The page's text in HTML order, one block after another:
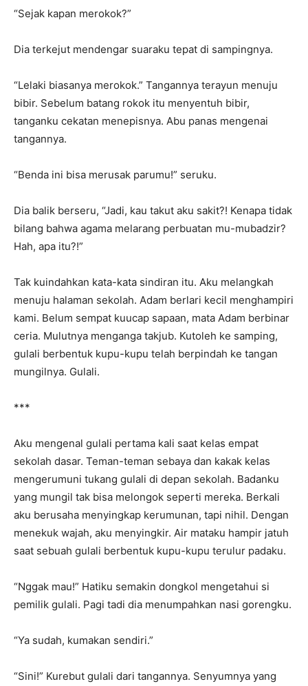
“Sejak kapan merokok?”
Dia terkejut mendengar suaraku tepat di sampingnya.
“Lelaki biasanya merokok.” Tangannya terayun menuju
bibir. Sebelum batang rokok itu menyentuh bibir,
tanganku cekatan menepisnya. Abu panas mengenai
tangannya.
“Benda ini bisa merusak parumu!” seruku.
Dia balik berseru, “Jadi, kau takut aku sakit?! Kenapa tidak
bilang bahwa agama melarang perbuatan mu-mubadzir?
Hah, apa itu?!”
Tak kuindahkan kata-kata sindiran itu. Aku melangkah
menuju halaman sekolah. Adam berlari kecil menghampiri
kami. Belum sempat kuucap sapaan, mata Adam berbinar
ceria. Mulutnya menganga takjub. Kutoleh ke samping,
gulali berbentuk kupu-kupu telah berpindah ke tangan
mungilnya. Gulali.
***
Aku mengenal gulali pertama kali saat kelas empat
sekolah dasar. Teman-teman sebaya dan kakak kelas
mengerumuni tukang gulali di depan sekolah. Badanku
yang mungil tak bisa melongok seperti mereka. Berkali
aku berusaha menyingkap kerumunan, tapi nihil. Dengan
menekuk wajah, aku menyingkir. Air mataku hampir jatuh
saat sebuah gulali berbentuk kupu-kupu terulur padaku.
“Nggak mau!” Hatiku semakin dongkol mengetahui si
pemilik gulali. Pagi tadi dia menumpahkan nasi gorengku.
“Ya sudah, kumakan sendiri.”
“Sini!” Kurebut gulali dari tangannya. Senyumnya yang